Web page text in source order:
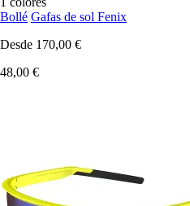
Bollé Gafas de sol Fenix
Desde 170,00 €
48,00 €